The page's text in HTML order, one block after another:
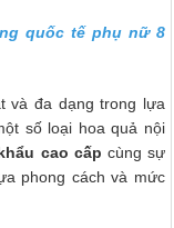
quốc tế phụ nữ 8
và đa dạng trong lựa
số loại hoa quả nội
cao cấp cùng sự
phong cách và mức